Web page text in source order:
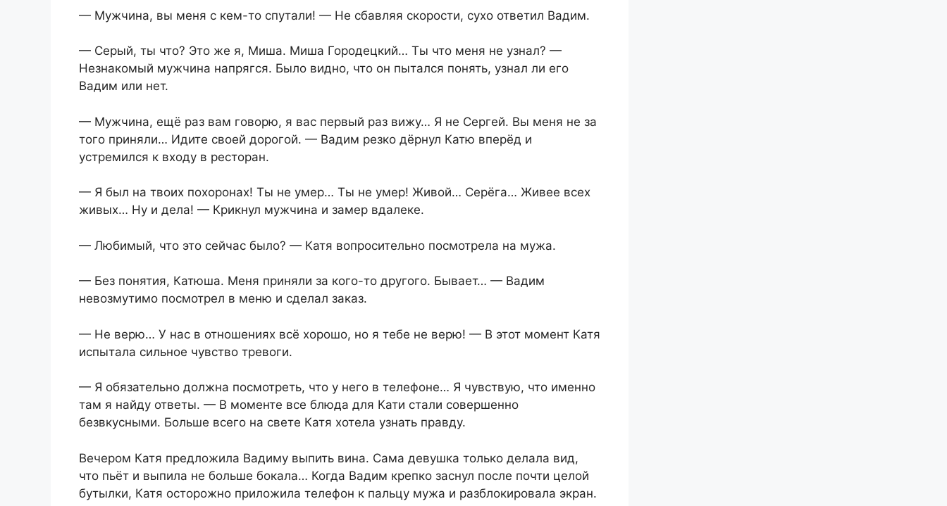
— Мужчина, вы меня с кем-то спутали! — Не сбавляя скорости, сухо ответил Вадим.
— Серый, ты что? Это же я, Миша. Миша Городецкий… Ты что меня не узнал? —
Незнакомый мужчина напрягся. Было видно, что он пытался понять, узнал ли его
Вадим или нет.
— Мужчина, ещё раз вам говорю, я вас первый раз вижу… Я не Сергей. Вы меня не за
того приняли… Идите своей дорогой. — Вадим резко дёрнул Катю вперёд и
устремился к входу в ресторан.
— Я был на твоих похоронах! Ты не умер… Ты не умер! Живой… Серёга… Живее всех
живых… Ну и дела! — Крикнул мужчина и замер вдалеке.
— Любимый, что это сейчас было? — Катя вопросительно посмотрела на мужа.
— Без понятия, Катюша. Меня приняли за кого-то другого. Бывает… — Вадим
невозмутимо посмотрел в меню и сделал заказ.
— Не верю… У нас в отношениях всё хорошо, но я тебе не верю! — В этот момент Катя
испытала сильное чувство тревоги.
— Я обязательно должна посмотреть, что у него в телефоне… Я чувствую, что именно
там я найду ответы. — В моменте все блюда для Кати стали совершенно
безвкусными. Больше всего на свете Катя хотела узнать правду.
Вечером Катя предложила Вадиму выпить вина. Сама девушка только делала вид,
что пьёт и выпила не больше бокала… Когда Вадим крепко заснул после почти целой
бутылки, Катя осторожно приложила телефон к пальцу мужа и разблокировала экран.